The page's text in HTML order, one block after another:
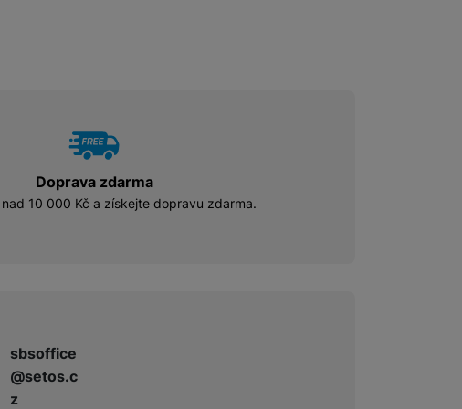
Doprava zdarma
10 000 Kč a získejte dopravu zdarma.
sbsoffice
@setos.c
z